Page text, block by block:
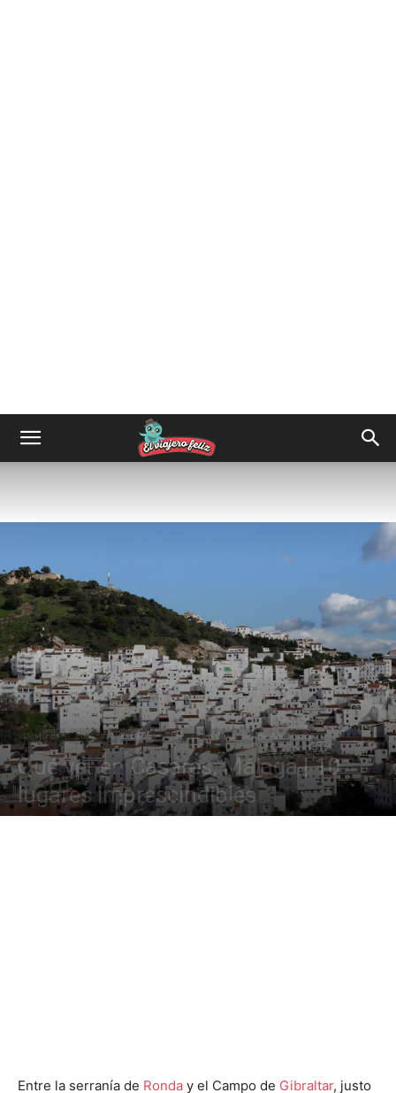
Destinos Europa España Qué ver en Ciudades de Andalucía
Qué ver en Casares, Málaga | 10
lugares imprescindibles
Entre la serranía de Ronda y el Campo de Gibraltar, justo